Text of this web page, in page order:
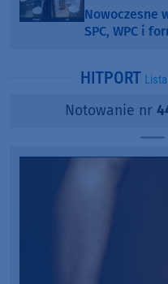
Nowoczesne
SPC, WPC i
HITPORT
Notowanie nr